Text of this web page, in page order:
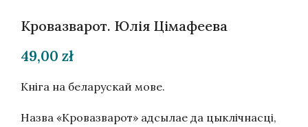
Кровазварот. Юлія Цімафеева
49,00 zł
Кніга на беларускай мове.
Назва «Кровазварот» адсылае да цыклічнасці,